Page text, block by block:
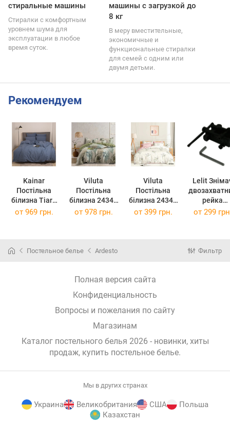
стиральные машины
Стиралки с комфортным
уровнем шума для
эксплуатации в любое
время суток.
машины с загрузкой до
8 кг
В меру вместительные,
экономичные и
функциональные стиралки
для семей с одним или
двумя детьми.
Рекомендуем
Kainar
Постільна
білизна Tiare
41 WACH
41Washpl
Viluta
Постільна
білизна 24344
Ранфорс
Viluta
Постільна
білизна 24345
Ранфорс
Lelit
рейка
от 969 грн. от 978 грн. от 399 грн. от 299
Постельное белье Ardesto Фильтр
Полная версия сайта
Конфиденциальность
Вопросы и пожелания по сайту
Магазинам
Каталог постельного белья 2026 - новинки, хиты
продаж, купить постельное белье.
Мы в других странах
Украина Великобритания США
Польша
Казахстан